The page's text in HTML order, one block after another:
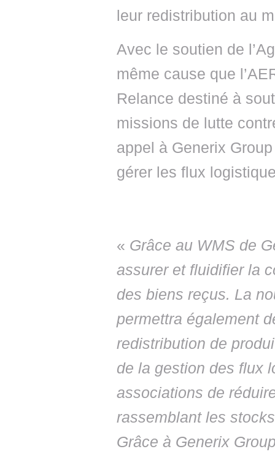
leur redistribution au
Avec le soutien de
même cause que
Relance destiné à
missions de lutte
appel à Generix
gérer les flux
« Grâce au WMS de
assurer et fluidifier la
des biens reçus. La
permettra également
redistribution de
de la gestion des flux
associations de
rassemblant les
Grâce à Generix